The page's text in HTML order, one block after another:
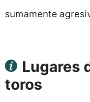
sumamente
Lugares
toros